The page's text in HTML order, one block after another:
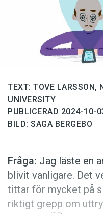
Föreslå nyord
Prenumerera
Läs Språktidningen
Press
TEXT: TOVE LARSSON,
UNIVERSITY
PUBLICERAD 2024-10-
BILD: SAGA BERGEBO
Fråga: Jag läste en
blivit vanligare. Det
tittar för mycket på
riktigt grepp om